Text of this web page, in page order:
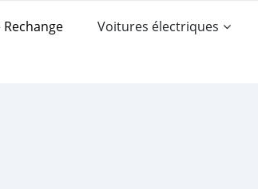
Rechange Voitures électriques